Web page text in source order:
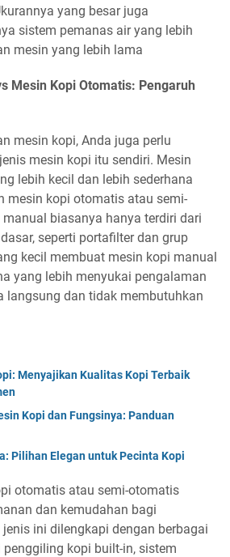
yang besar juga
sistem pemanas air yang lebih
mesin yang lebih lama
Mesin Kopi Otomatis: Pengaruh
mesin kopi, Anda juga perlu
mesin kopi itu sendiri. Mesin
lebih kecil dan lebih sederhana
mesin kopi otomatis atau semi-
biasanya hanya terdiri dari
seperti portafilter dan grup
kecil membuat mesin kopi manual
yang lebih menyukai pengalaman
langsung dan tidak membutuhkan
Menyajikan Kualitas Kopi Terbaik
Kopi dan Fungsinya: Panduan
Pilihan Elegan untuk Pecinta Kopi
otomatis atau semi-otomatis
dan kemudahan bagi
ini dilengkapi dengan berbagai
kopi built-in, sistem